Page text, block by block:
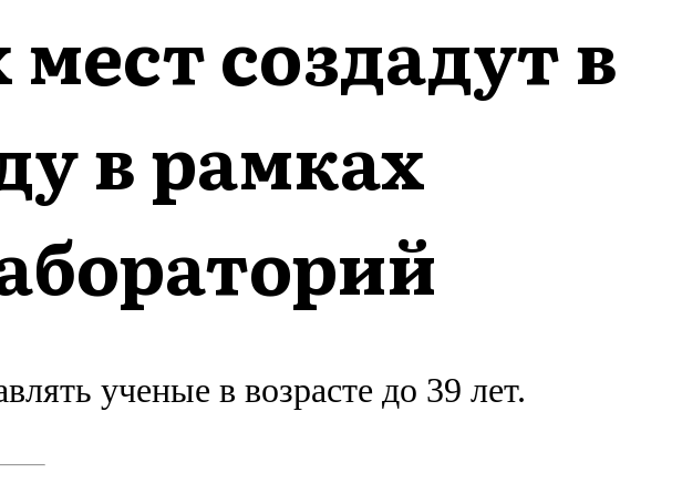
создадут в
в рамках
ученые в возрасте до 39 лет.